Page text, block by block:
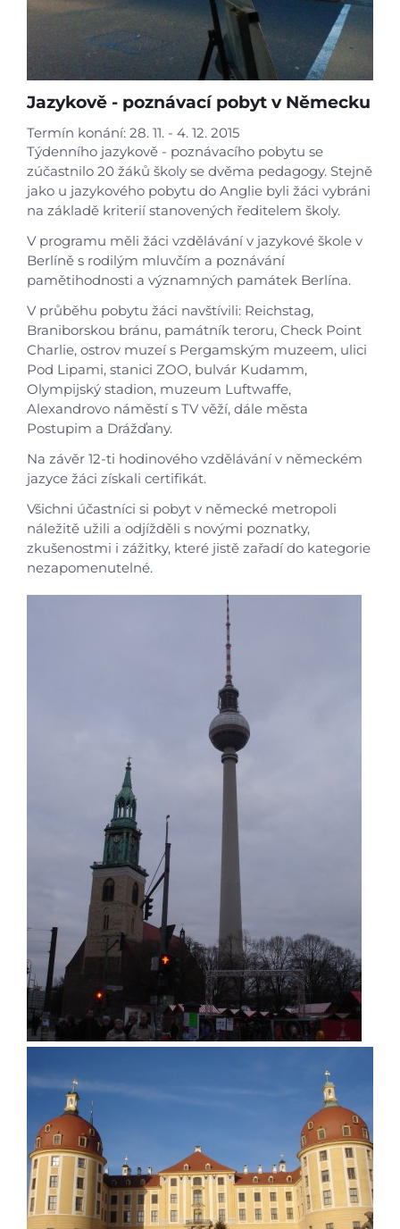
Jazykově - poznávací pobyt v Německu
Termín konání: 28. 11. - 4. 12. 2015
Týdenního jazykově - poznávacího pobytu se
zúčastnilo 20 žáků školy se dvěma pedagogy. Stejně
jako u jazykového pobytu do Anglie byli žáci vybráni
na základě kriterií stanovených ředitelem školy.
V programu měli žáci vzdělávání v jazykové škole v
Berlíně s rodilým mluvčím a poznávání
pamětihodnosti a významných památek Berlína.
V průběhu pobytu žáci navštívili: Reichstag,
Braniborskou bránu, památník teroru, Check Point
Charlie, ostrov muzeí s Pergamským muzeem, ulici
Pod Lipami, stanici ZOO, bulvár Kudamm,
Olympijský stadion, muzeum Luftwaffe,
Alexandrovo náměstí s TV věží, dále města
Postupim a Drážďany.
Na závěr 12-ti hodinového vzdělávání v německém
jazyce žáci získali certifikát.
Všichni účastníci si pobyt v německé metropoli
náležitě užili a odjížděli s novými poznatky,
zkušenostmi i zážitky, které jistě zařadí do kategorie
nezapomenutelné.